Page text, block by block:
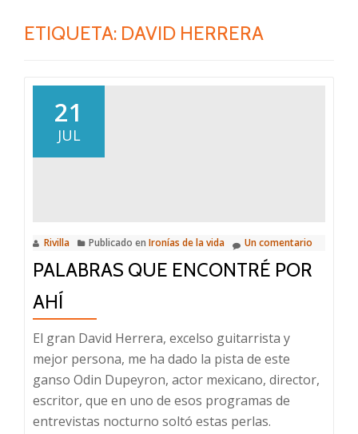
ETIQUETA: DAVID HERRERA
21
JUL
Rivilla Publicado en Ironías de la vida Un comentario
PALABRAS QUE ENCONTRÉ POR
AHÍ
El gran David Herrera, excelso guitarrista y
mejor persona, me ha dado la pista de este
ganso Odin Dupeyron, actor mexicano, director,
escritor, que en uno de esos programas de
entrevistas nocturno soltó estas perlas.